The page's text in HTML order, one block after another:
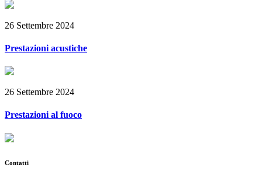
26 Settembre 2024
Prestazioni acustiche
26 Settembre 2024
Prestazioni al fuoco
Contatti